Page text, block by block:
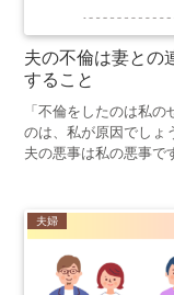
夫の不倫は妻との
すること
「不倫をしたのは私
のは、私が原因でしょ
夫の悪事は私の悪事で
夫婦